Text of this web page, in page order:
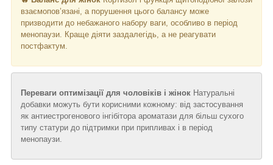
взаємопов’язані, а порушення цього балансу може
призводити до небажаного набору ваги, особливо в період
менопаузи. Краще діяти заздалегідь, а не реагувати
постфактум.
Переваги оптимізації для чоловіків і жінок Натуральні
добавки можуть бути корисними кожному: від застосування
як антиестрогенового інгібітора ароматази для більш сухого
типу статури до підтримки при припливах і в період
менопаузи.